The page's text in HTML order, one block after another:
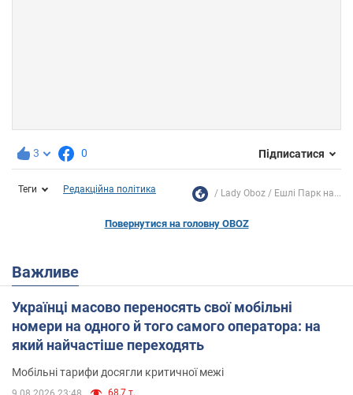
3 0 Підписатися
Теги Редакційна політика Lady Oboz Ешлі Парк на...
Повернутися на головну OBOZ
Важливе
Українці масово переносять свої мобільні
номери на одного й того самого оператора: на
який найчастіше переходять
Мобільні тарифи досягли критичної межі